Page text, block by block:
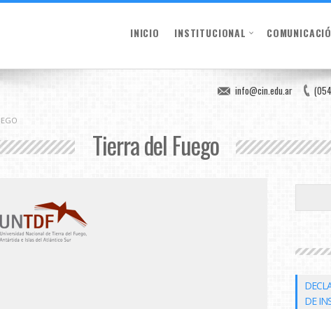
INICIO INSTITUCIONAL
info@cin.edu.ar
Tierra del Fuego
DE